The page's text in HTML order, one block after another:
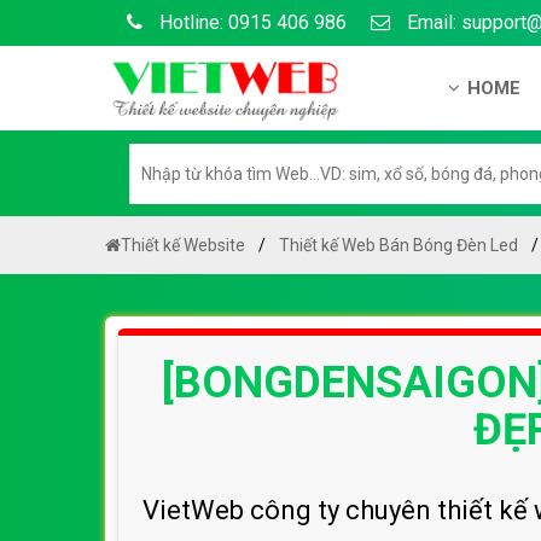
Hotline: 0915 406 986 Email:
HOME
Hướng
Chính
Chính
Liên hệ
Chính
Thiết kế Website Thiết kế Web Bán Bóng Đèn Led
VietWeb công ty chuyên thiết kế